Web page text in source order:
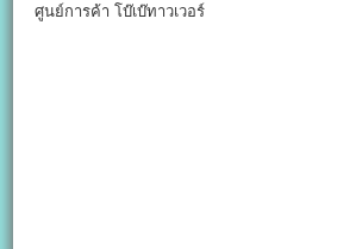
ศูนย์การค้า โบ๊เบ๊ทาวเวอร์